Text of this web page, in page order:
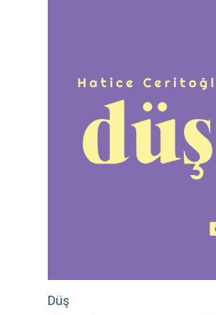
Düş